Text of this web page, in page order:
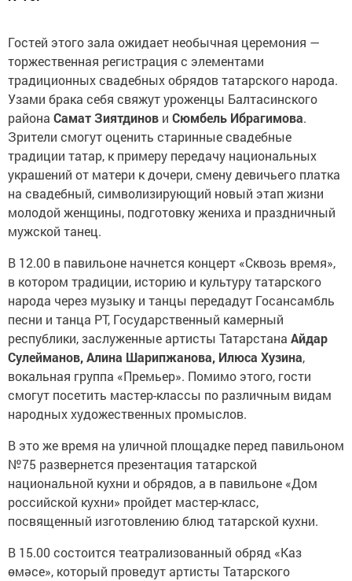
Гостей этого зала ожидает необычная церемония —
торжественная регистрация с элементами
традиционных свадебных обрядов татарского народа.
Узами брака себя свяжут уроженцы Балтасинского
района Самат Зиятдинов и Сюмбель Ибрагимова.
Зрители смогут оценить старинные свадебные
традиции татар, к примеру передачу национальных
украшений от матери к дочери, смену девичьего платка
на свадебный, символизирующий новый этап жизни
молодой женщины, подготовку жениха и праздничный
мужской танец.
В 12.00 в павильоне начнется концерт «Сквозь время»,
в котором традиции, историю и культуру татарского
народа через музыку и танцы передадут Госансамбль
песни и танца РТ, Государственный камерный
республики, заслуженные артисты Татарстана Айдар
Сулейманов, Алина Шарипжанова, Илюса Хузина,
вокальная группа «Премьер». Помимо этого, гости
смогут посетить мастер-классы по различным видам
народных художественных промыслов.
В это же время на уличной площадке перед павильоном
№75 развернется презентация татарской
национальной кухни и обрядов, а в павильоне «Дом
российской кухни» пройдет мастер-класс,
посвященный изготовлению блюд татарской кухни.
В 15.00 состоится театрализованный обряд «Каз
өмәсе», который проведут артисты Татарского